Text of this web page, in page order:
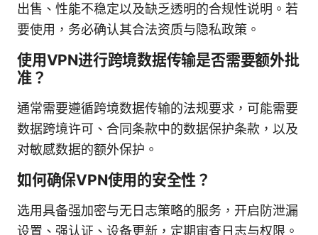
出售、性能不稳定以及缺乏透明的合规性说明。若
要使用，务必确认其合法资质与隐私政策。
使用VPN进行跨境数据传输是否需要额外批
准？
通常需要遵循跨境数据传输的法规要求，可能需要
数据跨境许可、合同条款中的数据保护条款，以及
对敏感数据的额外保护。
如何确保VPN使用的安全性？
选用具备强加密与无日志策略的服务，开启防泄漏
设置、强认证、设备更新，定期审查日志与权限。